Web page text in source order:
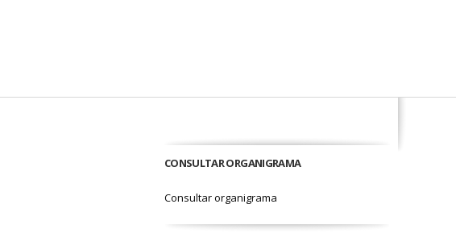
CONSULTAR ORGANIGRAMA
Consultar organigrama